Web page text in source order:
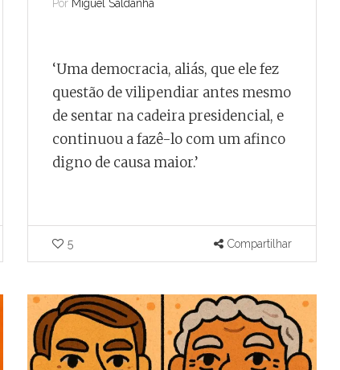
Por Miguel Saldanha
‘Uma democracia, aliás, que ele fez
questão de vilipendiar antes mesmo
de sentar na cadeira presidencial, e
continuou a fazê-lo com um afinco
digno de causa maior.’
5 Compartilhar
de
registra
Compartilhar
A menos de um mês
Juiz de Fora vive
incerteza sobre
futuro do transporte
coletivo
PorRicardo Miranda
superam os prejuízos
decorrentes de sua paralisação.
0 0 Compartilhar